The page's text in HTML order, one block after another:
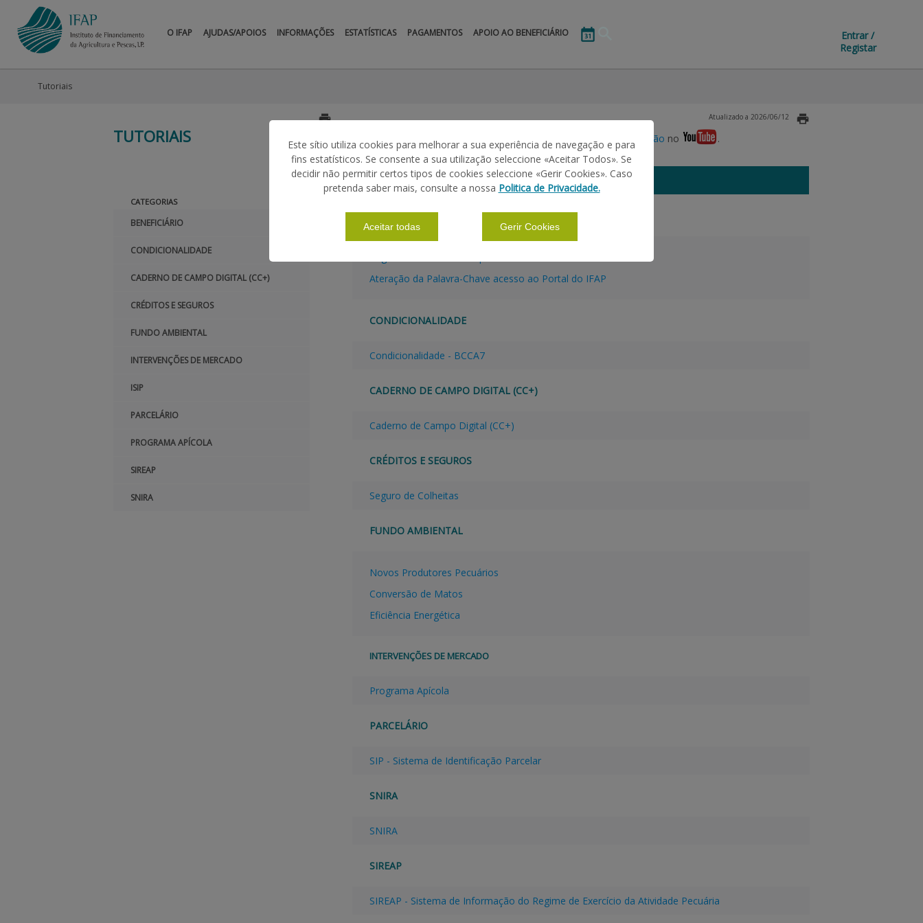
O IFAP AJUDAS/APOIOS INFORMAÇÕES ESTATÍSTICAS PAGAMENTOS APOIO AO BENEFICIÁRIO
Entrar /
Registar
Tutoriais
TUTORIAIS
CATEGORIAS
BENEFICIÁRIO
CONDICIONALIDADE
CADERNO DE CAMPO DIGITAL (CC+)
CRÉDITOS E SEGUROS
FUNDO AMBIENTAL
INTERVENÇÕES DE MERCADO
ISIP
PARCELÁRIO
PROGRAMA APÍCOLA
SIREAP
SNIRA
Atualizado a 2026/06/12
A consulta destes tutoriais é feita através do canal IFAP Comunicação no .
TUTORIAIS
BENEFICIÁRIO IFAP
Ateração da Palavra-Chave acesso ao Portal do IFAP
CONDICIONALIDADE
Condicionalidade - BCCA7
CADERNO DE CAMPO DIGITAL (CC+)
Caderno de Campo Digital (CC+)
CRÉDITOS E SEGUROS
Seguro de Colheitas
FUNDO AMBIENTAL
Novos Produtores Pecuários
Conversão de Matos
Eficiência Energética
INTERVENÇÕES DE MERCADO
Programa Apícola
PARCELÁRIO
SIP - Sistema de Identificação Parcelar
SNIRA
SNIRA
SIREAP
SIREAP - Sistema de Informação do Regime de Exercício da Atividade Pecuária
Este sítio utiliza cookies para melhorar a sua experiência de navegação e para
fins estatísticos. Se consente a sua utilização seleccione «Aceitar Todos». Se
decidir não permitir certos tipos de cookies seleccione «Gerir Cookies». Caso
pretenda saber mais, consulte a nossa Politica de Privacidade.
Aceitar todas Gerir Cookies